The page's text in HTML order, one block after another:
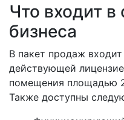
Что входит в
бизнеса
В пакет продаж
действующей
помещения площадью
Также доступны